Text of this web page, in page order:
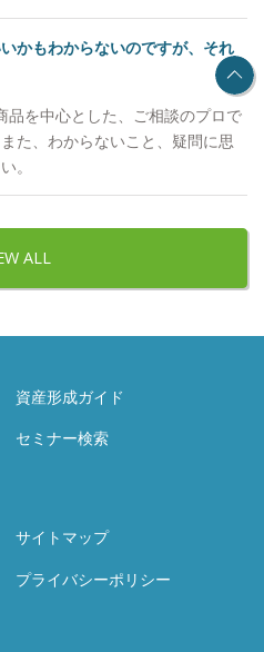
かもわからないのですが、それ
品を中心とした、ご相談のプロで
た、わからないこと、疑問に思
。
ALL
資産形成ガイド
セミナー検索
サイトマップ
プライバシーポリシー